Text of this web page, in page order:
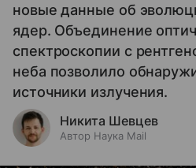
новые данные об
ядер. Объединение
спектроскопии с
неба позволило
источники излучения.
Никита Шевцев
Автор Наука Mail